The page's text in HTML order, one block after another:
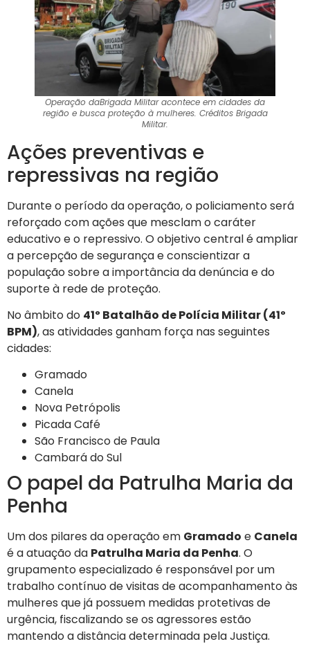
Operação daBrigada Militar acontece em cidades da
região e busca proteção à mulheres. Créditos Brigada
Militar.
Ações preventivas e
repressivas na região
Durante o período da operação, o policiamento será
reforçado com ações que mesclam o caráter
educativo e o repressivo. O objetivo central é ampliar
a percepção de segurança e conscientizar a
população sobre a importância da denúncia e do
suporte à rede de proteção.
No âmbito do 41º Batalhão de Polícia Militar (41º
BPM), as atividades ganham força nas seguintes
cidades:
Gramado
Canela
Nova Petrópolis
Picada Café
São Francisco de Paula
Cambará do Sul
O papel da Patrulha Maria da
Penha
Um dos pilares da operação em Gramado e Canela
é a atuação da Patrulha Maria da Penha. O
grupamento especializado é responsável por um
trabalho contínuo de visitas de acompanhamento às
mulheres que já possuem medidas protetivas de
urgência, fiscalizando se os agressores estão
mantendo a distância determinada pela Justiça.